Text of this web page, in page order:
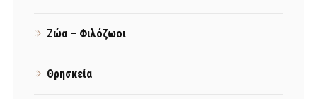
Ζώα – Φιλόζωοι
Θρησκεία